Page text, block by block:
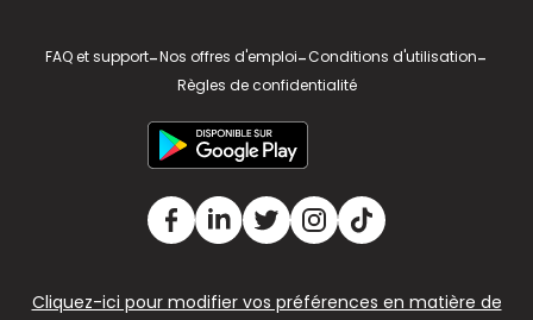
FAQ et support-Nos offres d'emploi-Conditions d'utilisation-
Règles de confidentialité
Cliquez-ici pour modifier vos préférences en matière de